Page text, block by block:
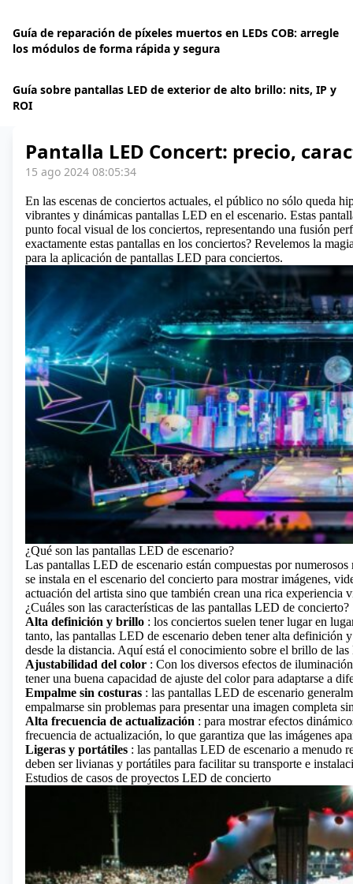
Guía de reparación de píxeles muertos en LEDs COB: arregle
los módulos de forma rápida y segura
Guía sobre pantallas LED de exterior de alto brillo: nits, IP y
ROI
Pantalla LED Concert: precio,
15 ago 2024 08:05:34
En las escenas de conciertos actuales, el público no sólo queda
vibrantes y dinámicas pantallas LED en el escenario. Estas
punto focal visual de los conciertos, representando una fusión
exactamente estas pantallas en los conciertos? Revelemos la
para la aplicación de pantallas LED para conciertos.
¿Qué son las pantallas LED de escenario?
Las pantallas LED de escenario están compuestas por
se instala en el escenario del concierto para mostrar imágenes,
actuación del artista sino que también crean una rica experiencia
¿Cuáles son las características de las pantallas LED de concierto?
Alta definición y brillo : los conciertos suelen tener lugar en
tanto, las pantallas LED de escenario deben tener alta
desde la distancia. Aquí está el conocimiento sobre el brillo de las
Ajustabilidad del color : Con los diversos efectos de
tener una buena capacidad de ajuste del color para adaptarse a
Empalme sin costuras : las pantallas LED de escenario
empalmarse sin problemas para presentar una imagen completa
Alta frecuencia de actualización : para mostrar efectos
frecuencia de actualización, lo que garantiza que las imágenes
Ligeras y portátiles : las pantallas LED de escenario a menudo
deben ser livianas y portátiles para facilitar su transporte e
Estudios de casos de proyectos LED de concierto